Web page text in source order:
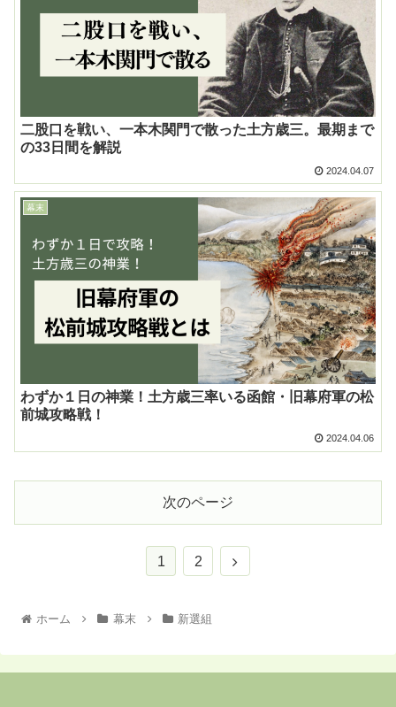
二股口を戦い、一本木関門で散った土方歳三。最期まで
の33日間を解説
2024.04.07
幕末
わずか１日の神業！土方歳三率いる函館・旧幕府軍の松
前城攻略戦！
2024.04.06
次のページ
1 2
ホーム 幕末 新選組